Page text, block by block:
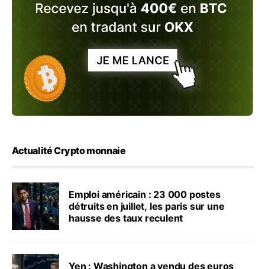
Actualité Crypto monnaie
Emploi américain : 23 000 postes
détruits en juillet, les paris sur une
hausse des taux reculent
Yen : Washington a vendu des euros